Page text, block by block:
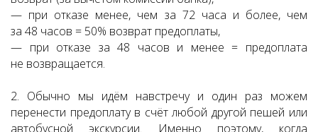
— при отказе менее, чем за 72 часа и более, чем
за 48 часов = 50% возврат предоплаты,
— при отказе за 48 часов и менее = предоплата
не возвращается.
2. Обычно мы идём навстречу и один раз можем
перенести предоплату в счёт любой другой пешей или
автобусной экскурсии. Именно поэтому, когда